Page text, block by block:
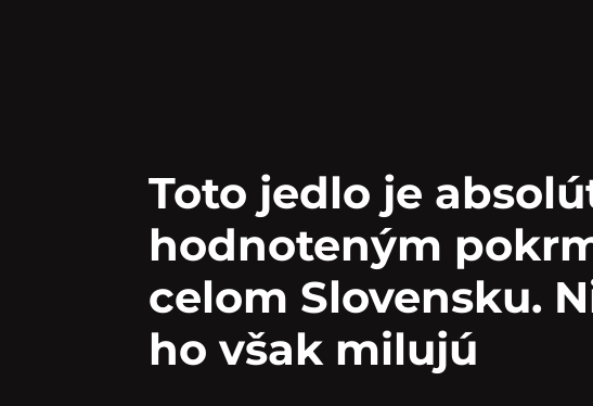
Toto jedlo je
hodnoteným
celom Slovensku.
ho však milujú